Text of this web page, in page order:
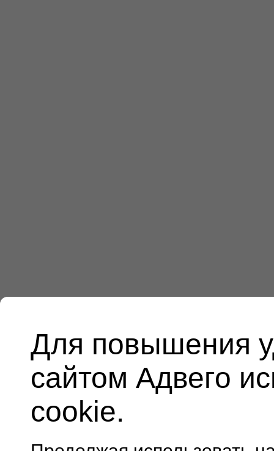
Для повышения
сайтом Адвего
cookie.